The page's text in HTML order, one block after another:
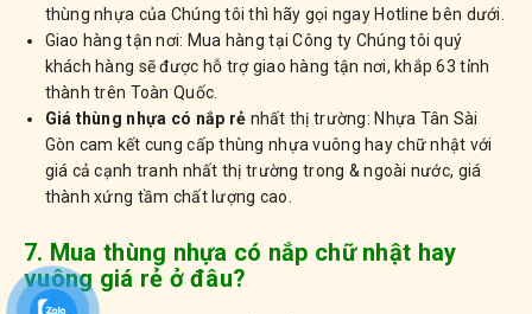
thùng nhựa của Chúng tôi thì hãy gọi ngay Hotline bên dưới.
Giao hàng tận nơi: Mua hàng tại Công ty Chúng tôi quý
khách hàng sẽ được hỗ trợ giao hàng tận nơi, khắp 63 tỉnh
thành trên Toàn Quốc.
Giá thùng nhựa có nắp rẻ nhất thị trường: Nhựa Tân Sài
Gòn cam kết cung cấp thùng nhựa vuông hay chữ nhật với
giá cả cạnh tranh nhất thị trường trong & ngoài nước, giá
thành xứng tầm chất lượng cao.
7. Mua thùng nhựa có nắp chữ nhật hay
vuông giá rẻ ở đâu?